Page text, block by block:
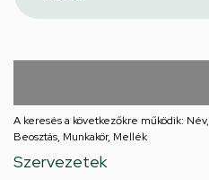
A keresés a következőkre működik:
Beosztás, Munkakör, Mellék
Szervezetek